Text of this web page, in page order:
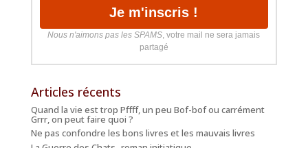
Nous n'aimons pas les SPAMS , votre mail ne sera jamais
partagé
Articles récents
Quand la vie est trop Pffff, un peu Bof-bof ou carrément
Grrr, on peut faire quoi ?
Ne pas confondre les bons livres et les mauvais livres